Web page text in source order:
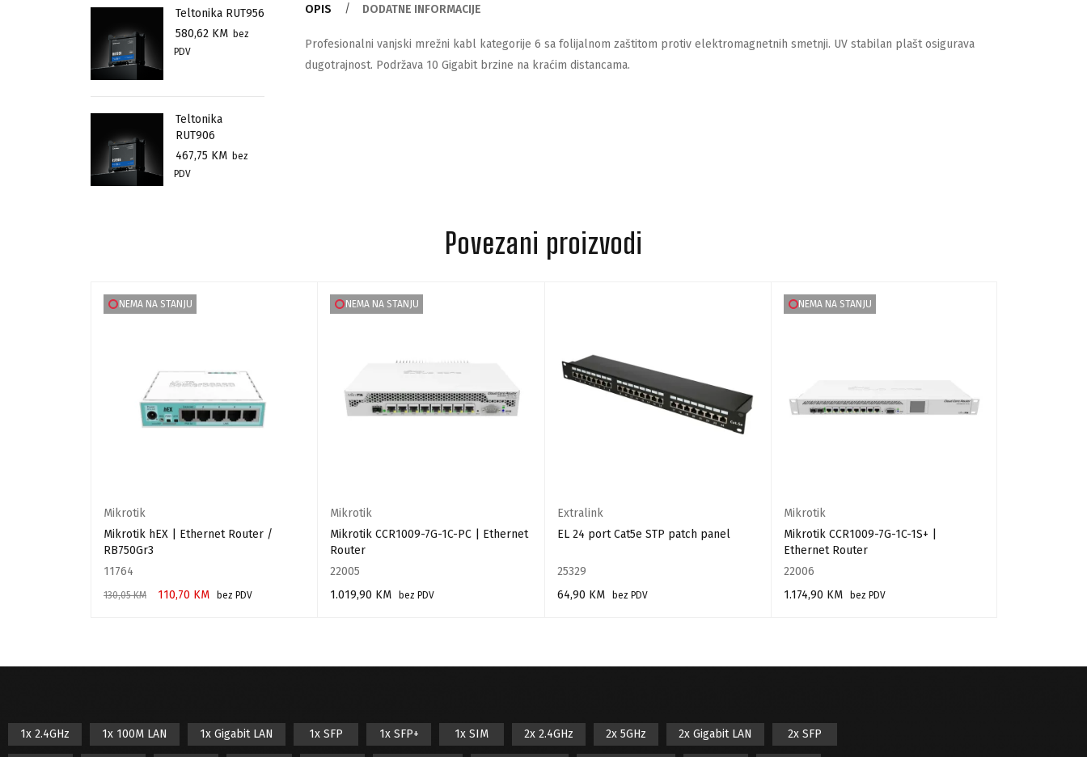
Teltonika RUT956
580,62 KM bez
PDV
Teltonika
RUT906
467,75 KM bez
PDV
OPIS DODATNE INFORMACIJE
Profesionalni vanjski mrežni kabl kategorije 6 sa folijalnom zaštitom protiv elektromagnetnih smetnji. UV stabilan plašt osigurava
dugotrajnost. Podržava 10 Gigabit brzine na kraćim distancama.
Povezani proizvodi
NEMA NA STANJU
Mikrotik
Mikrotik hEX | Ethernet Router /
RB750Gr3
11764
130,05KM 110,70 KM
bez PDV
NEMA NA STANJU
Mikrotik
Mikrotik CCR1009-7G-1C-PC | Ethernet
Router
22005
1.019,90 KM
bez PDV
Extralink
EL 24 port Cat5e STP patch panel
25329
64,90 KM
bez PDV
NEMA NA STANJU
Mikrotik
Mikrotik CCR1009-7G-1C-1S+ |
Ethernet Router
22006
1.174,90 KM
bez PDV
1x 2.4GHz 1x 100M LAN 1x Gigabit LAN 1x SFP 1x SFP+ 1x SIM 2x 2.4GHz 2x 5GHz 2x Gigabit LAN 2x SFP